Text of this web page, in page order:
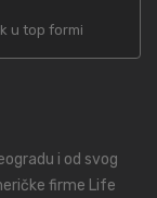
u top formi
i od svog
firme Life